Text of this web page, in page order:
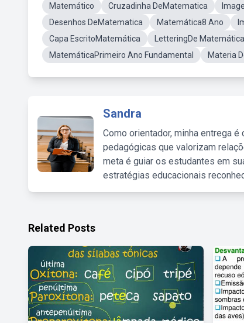
Matemático
Cruzadinha DeMatematica
Desenhos DeMatematica
Matemática8 Ano
Capa EscritoMatemática
LetteringDe Matemática
MatemáticaPrimeiro Ano Fundamental
Materia
Sandra
Como orientador, minha entrega
pedagógicas que valorizam
meta é guiar os estudantes em
estratégias educacionais
Related Posts